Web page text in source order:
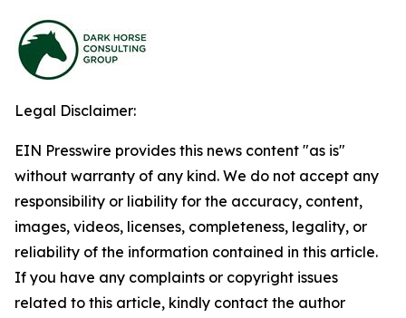
Legal Disclaimer:
EIN Presswire provides this news content "as is"
without warranty of any kind. We do not accept any
responsibility or liability for the accuracy, content,
images, videos, licenses, completeness, legality, or
reliability of the information contained in this article.
If you have any complaints or copyright issues
related to this article, kindly contact the author